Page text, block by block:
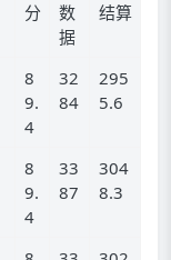
分
数
据
结算
8
9.
4
32
84
295
5.6
8
9.
4
33
87
304
8.3